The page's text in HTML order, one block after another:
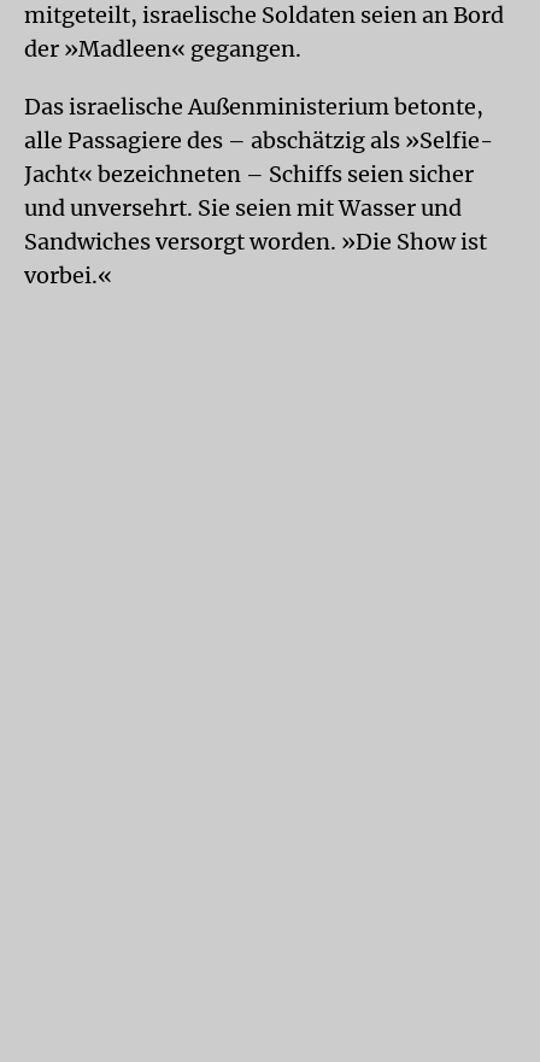
mitgeteilt, israelische Soldaten seien an Bord
der »Madleen« gegangen.
Das israelische Außenministerium betonte,
alle Passagiere des – abschätzig als »Selfie-
Jacht« bezeichneten – Schiffs seien sicher
und unversehrt. Sie seien mit Wasser und
Sandwiches versorgt worden. »Die Show ist
vorbei.«